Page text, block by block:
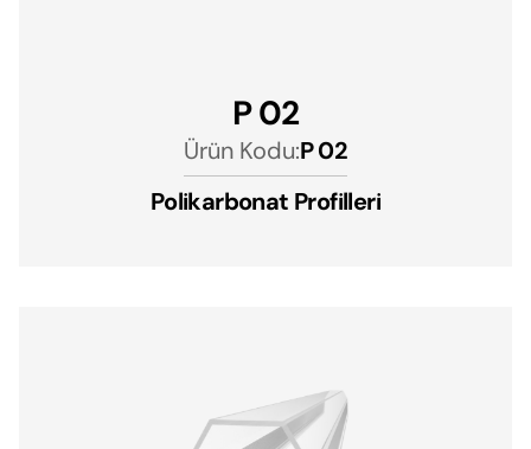
P 02
Ürün Kodu:P 02
Polikarbonat Profilleri